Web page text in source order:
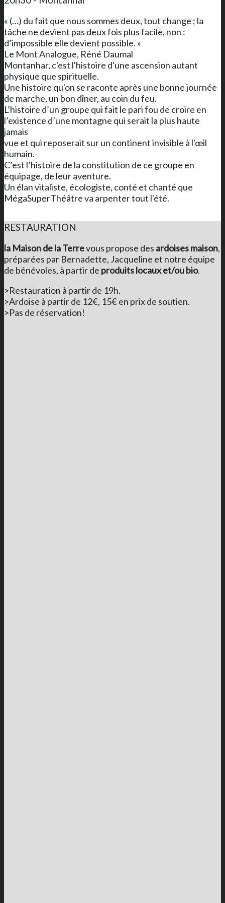
« (…) du fait que nous sommes deux, tout change ; la
tâche ne devient pas deux fois plus facile, non :
d’impossible elle devient possible. »
Le Mont Analogue, Réné Daumal
Montanhar, c'est l'histoire d'une ascension autant
physique que spirituelle.
Une histoire qu'on se raconte après une bonne journée
de marche, un bon dîner, au coin du feu.
L’histoire d’un groupe qui fait le pari fou de croire en
l’existence d’une montagne qui serait la plus haute
jamais
vue et qui reposerait sur un continent invisible à l'œil
humain.
C’est l’histoire de la constitution de ce groupe en
équipage, de leur aventure.
Un élan vitaliste, écologiste, conté et chanté que
MégaSuperThéâtre va arpenter tout l'été.
RESTAURATION
la Maison de la Terrevous propose des ardoises maison,
préparées par Bernadette, Jacqueline et notre équipe
de bénévoles, à partir de produits locaux et/ou bio.
>Restauration à partir de 19h.
>Ardoise à partir de 12€, 15€ en prix de soutien.
>Pas de réservation!